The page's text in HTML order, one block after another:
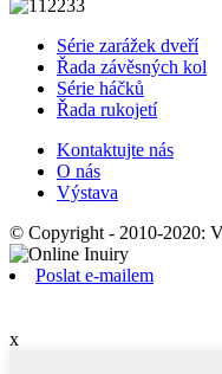
Série zarážek dveří
Řada závěsných kol
Série háčků
Řada rukojetí
Kontaktujte nás
O nás
Výstava
© Copyright - 2010-2020:
Poslat e-mailem
x